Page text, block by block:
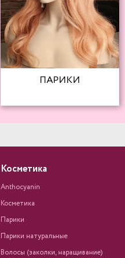
ПАРИКИ
Косметика
Anthocyanin
Косметика
Парики
Парики натуральные
Волосы (заколки, наращивание)